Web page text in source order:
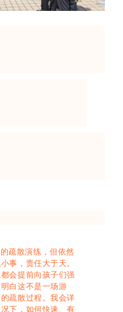
疏散演练，但依然
事，责任大于天。
会提前向孩子们强
白这不是一场游
疏散过程。我会详
下，如何快速、有